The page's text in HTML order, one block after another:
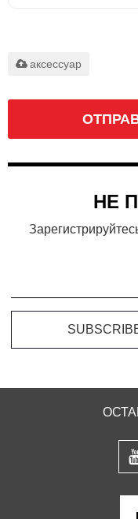
аксессуар
НЕ